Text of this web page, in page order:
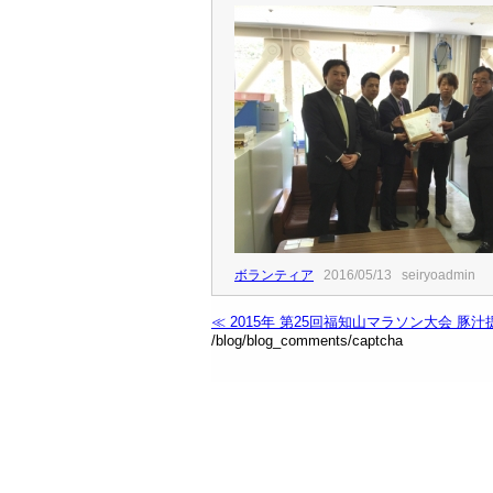
ボランティア 2016/05/13 seiryoadmin
≪ 2015年 第25回福知山マラソン大会 豚汁
/blog/blog_comments/captcha